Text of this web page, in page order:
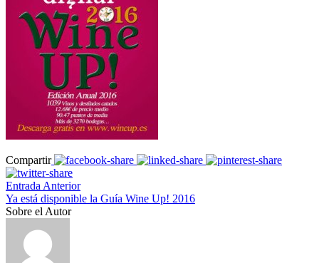
Compartir
Entrada Anterior
Ya está disponible la Guía Wine Up! 2016
Sobre el Autor